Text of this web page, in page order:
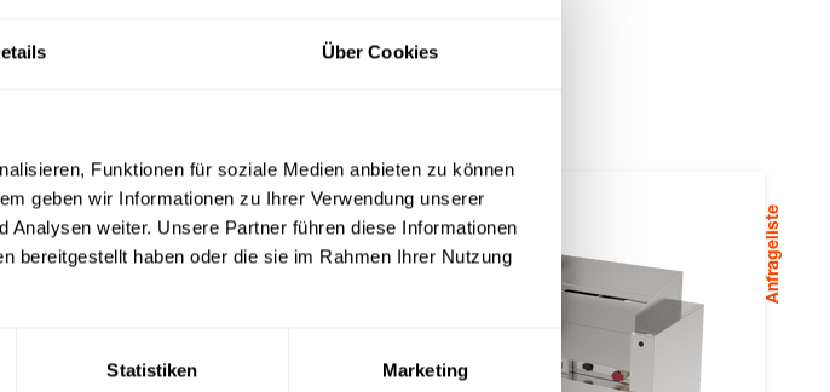
Über Cookies
Funktionen für soziale Medien anbieten zu können
geben wir Informationen zu Ihrer Verwendung unserer
weiter. Unsere Partner führen diese Informationen
bereitgestellt haben oder die sie im Rahmen Ihrer Nutzung
Statistiken Marketing
Anfrageliste